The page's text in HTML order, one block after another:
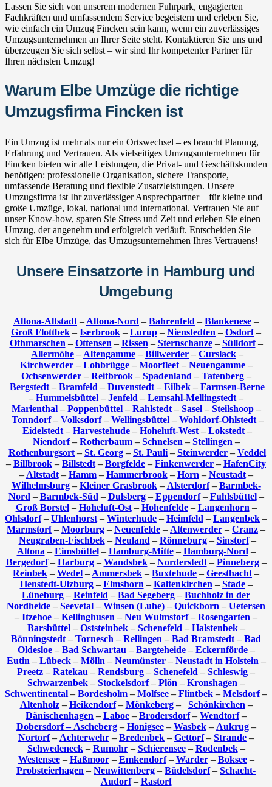
Lassen Sie sich von unserem modernen Fuhrpark, engagierten
Fachkräften und umfassendem Service begeistern und erleben Sie,
wie einfach ein Umzug Fincken sein kann, wenn ein zuverlässiges
Umzugsunternehmen an Ihrer Seite steht. Kontaktieren Sie uns und
überzeugen Sie sich selbst – wir sind Ihr kompetenter Partner für
Ihren nächsten Umzug!
Warum Elbe Umzüge die richtige
Umzugsfirma Fincken ist
Ein Umzug ist mehr als nur ein Ortswechsel – es braucht Planung,
Erfahrung und Vertrauen. Als vielseitiges Umzugsunternehmen für
Fincken bieten wir alle Leistungen, die Privat- und Geschäftskunden
benötigen: professionelle Organisation, sichere Transporte,
umfassende Beratung und flexible Zusatzleistungen. Unsere
Umzugsfirma ist Ihr zuverlässiger Ansprechpartner – für kleine und
große Umzüge, lokal, national und international. Vertrauen Sie auf
unser Know-how, sparen Sie Stress und Zeit und erleben Sie einen
Umzug, der angenehm und erfolgreich verläuft. Entscheiden Sie
sich für Elbe Umzüge, das Umzugsunternehmen Ihres Vertrauens!
Unsere Einsatzorte in Hamburg und
Umgebung
Altona-Altstadt – Altona-Nord – Bahrenfeld – Blankenese –
Groß Flottbek – Iserbrook – Lurup – Nienstedten – Osdorf–
Othmarschen – Ottensen – Rissen – Sternschanze– Sülldorf–
Allermöhe – Altengamme – Billwerder – Curslack –
Kirchwerder– Lohbrügge– Moorfleet– Neuengamme–
Ochsenwerder– Reitbrook– Spadenland – Tatenberg–
Bergstedt – Bramfeld – Duvenstedt – Eilbek – Farmsen-Berne
– Hummelsbüttel – Jenfeld – Lemsahl-Mellingstedt –
Marienthal– Poppenbüttel– Rahlstedt– Sasel– Steilshoop–
Tonndorf– Volksdorf– Wellingsbüttel– Wohldorf-Ohlstedt–
Eidelstedt – Harvestehude – Hoheluft-West – Lokstedt –
Niendorf– Rotherbaum– Schnelsen – Stellingen –
Rothenburgsort – St. Georg – St. Pauli – Steinwerder – Veddel
– Billbrook – Billstedt – Borgfelde – Finkenwerder – HafenCity
– Altstadt– Hamm– Hammerbrook– Horn – Neustadt–
Wilhelmsburg– Kleiner Grasbrook– Alsterdorf– Barmbek-
Nord – Barmbek-Süd – Dulsberg– Eppendorf– Fuhlsbüttel–
Groß Borstel– Hoheluft-Ost– Hohenfelde– Langenhorn –
Ohlsdorf– Uhlenhorst – Winterhude – Heimfeld – Langenbek –
Marmstorf– Moorburg – Neuenfelde – Altenwerder – Cranz –
Neugraben-Fischbek– Neuland – Rönneburg– Sinstorf–
Altona – Eimsbüttel– Hamburg-Mitte– Hamburg-Nord –
Bergedorf– Harburg– Wandsbek– Norderstedt– Pinneberg–
Reinbek – Wedel – Ammersbek – Buxtehude – Geesthacht –
Henstedt-Ulzburg– Elmshorn – Kaltenkirchen – Stade–
Lüneburg – Reinfeld – Bad Segeberg – Buchholz in der
Nordheide – Seevetal – Winsen (Luhe) – Quickborn – Uetersen
– Itzehoe – Kellinghusen – Neu Wulmstorf– Rosengarten –
Barsbüttel– Oststeinbek– Schenefeld – Halstenbek–
Bönningstedt – Tornesch – Rellingen – Bad Bramstedt – Bad
Oldesloe– Bad Schwartau – Bargteheide– Eckernförde–
Eutin – Lübeck– Mölln – Neumünster– Neustadt in Holstein –
Preetz – Ratekau – Rendsburg – Schenefeld – Schleswig –
Schwarzenbek – Stockelsdorf– Plön – Kronshagen –
Schwentinental – Bordesholm – Molfsee – Flintbek – Melsdorf–
Altenholz– Heikendorf– Mönkeberg– Schönkirchen –
Dänischenhagen – Laboe – Brodersdorf– Wendtorf–
Dobersdorf – Ascheberg– Honigsee– Wasbek– Aukrug–
Nortorf– Achterwehr – Bredenbek – Gettorf– Strande –
Schwedeneck– Rumohr– Schierensee– Rodenbek–
Westensee– Haßmoor– Emkendorf– Warder– Boksee–
Probsteierhagen – Neuwittenberg – Büdelsdorf– Schacht-
Audorf– Rastorf